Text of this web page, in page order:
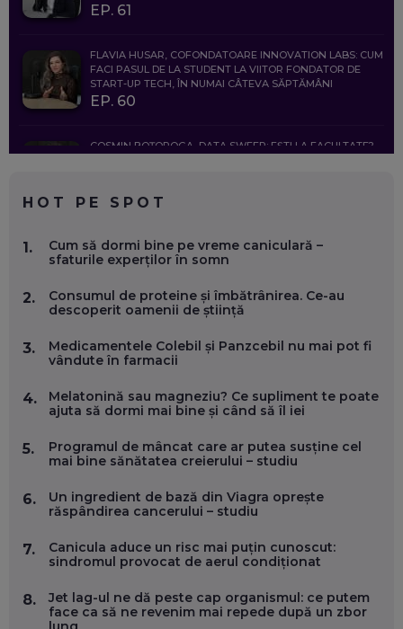
EP. 61
FLAVIA HUSAR, COFONDATOARE INNOVATION LABS: CUM
FACI PASUL DE LA STUDENT LA VIITOR FONDATOR DE
START-UP TECH, ÎN NUMAI CÂTEVA SĂPTĂMÂNI
EP. 60
COSMIN BOȚOROGA, DATA SWEEP: EȘTI LA FACULTATE?
FOLOSEȘTI TEHNOLOGIA CA SĂ FII MAI BUN LA JOB. ȘI CUM
SE VA SCHIMBA MUNCA, ÎN URMĂTORII ANI
FOLOSEȘTI TEHNOLOGIA CA SĂ ÎȚI DESCHIZI DRUMUL
CĂTRE ARTĂ, LA NIVEL GLOBAL
ANDREI AVĂDANEI, BIT SENTINEL: CUM ÎȚI PROTEJEZI
CARIERĂ DE „HACKER CU PERMIS”
EP. 56
DOINA VÎLCEANU, CONTENTSPEED: VREI SUCCES ONLINE?
EP. 55
OLIVIU MATEI, HOLISUN: SOFTWARE DE LA CLUJ PENTRU
WASHINGTON, OCHELARI INTELIGENȚI ȘI FERME
HOT PE SPOT
1.
Cum să dormi bine pe vreme caniculară –
sfaturile experților în somn
2.
Consumul de proteine și îmbătrânirea. Ce-au
descoperit oamenii de știință
3.
Medicamentele Colebil și Panzcebil nu mai pot fi
vândute în farmacii
4.
Melatonină sau magneziu? Ce supliment te poate
ajuta să dormi mai bine și când să îl iei
5.
Programul de mâncat care ar putea susține cel
mai bine sănătatea creierului – studiu
6.
Un ingredient de bază din Viagra oprește
răspândirea cancerului – studiu
7.
Canicula aduce un risc mai puțin cunoscut:
sindromul provocat de aerul condiționat
8.
Jet lag-ul ne dă peste cap organismul: ce putem
face ca să ne revenim mai repede după un zbor